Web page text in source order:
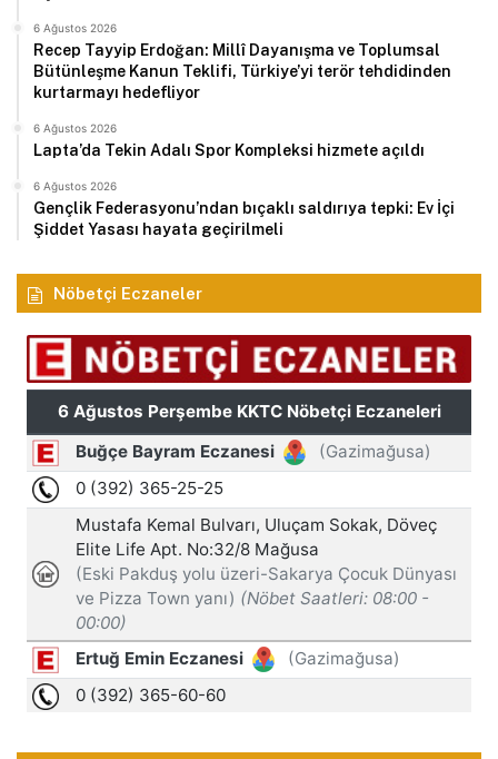
6 Ağustos 2026
Recep Tayyip Erdoğan: Millî Dayanışma ve Toplumsal
Bütünleşme Kanun Teklifi, Türkiye’yi terör tehdidinden
kurtarmayı hedefliyor
6 Ağustos 2026
Lapta’da Tekin Adalı Spor Kompleksi hizmete açıldı
6 Ağustos 2026
Gençlik Federasyonu’ndan bıçaklı saldırıya tepki: Ev İçi
Şiddet Yasası hayata geçirilmeli
Nöbetçi Eczaneler